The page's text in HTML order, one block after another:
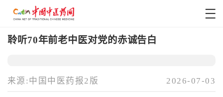
聆听70年前老中医对党的赤诚告白
来源:中国中医药报2版 2026-07-03